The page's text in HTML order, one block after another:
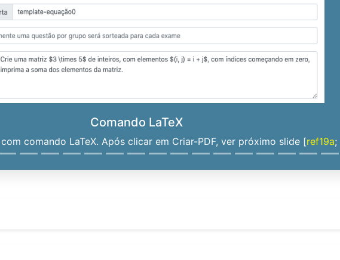
Comando LaTeX
comando LaTeX. Após clicar em Criar-PDF, ver próximo slide [ref19a;